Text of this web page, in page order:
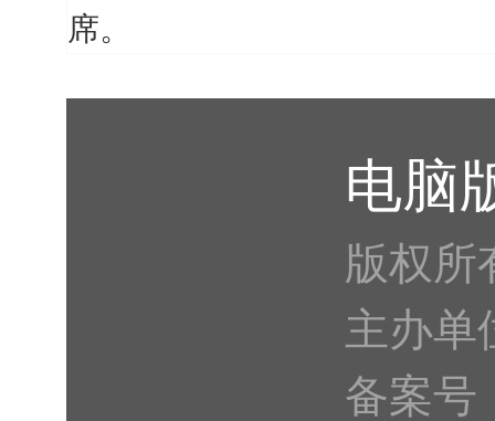
席。
电脑
版权所
主办单
备案号